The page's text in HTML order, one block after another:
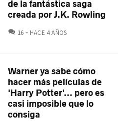
de la fantástica saga
creada por J.K. Rowling
16 COMENTARIOS
HACE 4 AÑOS
Warner ya sabe cómo
hacer más películas de
'Harry Potter'... pero es
casi imposible que lo
consiga